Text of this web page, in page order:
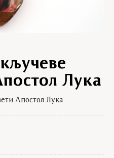
Лука
Апостол Лука